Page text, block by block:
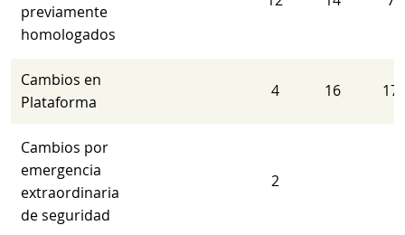
previamente
homologados
Cambios en
Plataforma
4 16 17
Cambios por
emergencia
extraordinaria
de seguridad
2